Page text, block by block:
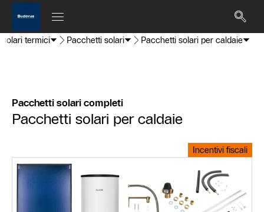
solari termici Pacchetti solari Pacchetti solari per caldaie
Pacchetti solari completi
Pacchetti solari per caldaie
Incentivi fiscali